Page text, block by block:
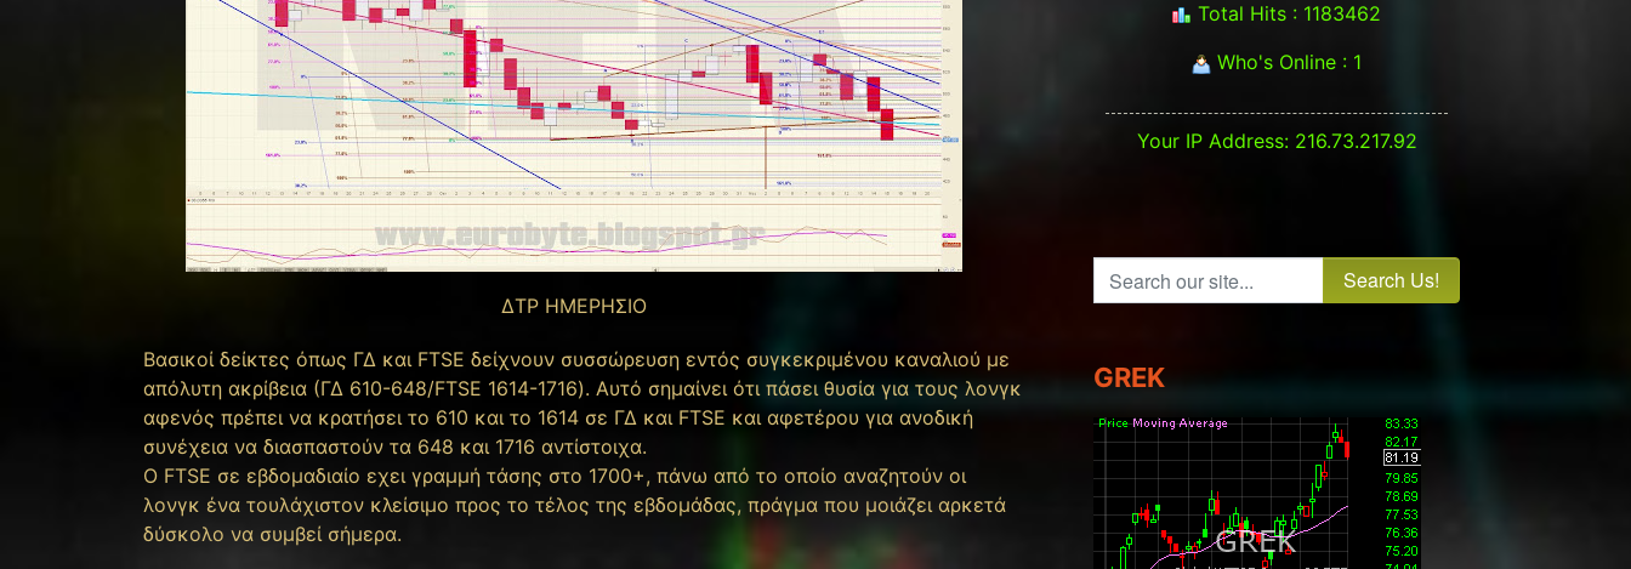
ΔΤΡ ΗΜΕΡΗΣΙΟ
Βασικοί δείκτες όπως ΓΔ και FTSE δείχνουν συσσώρευση εντός συγκεκριμένου καναλιού με
απόλυτη ακρίβεια (ΓΔ 610-648/FTSE 1614-1716). Αυτό σημαίνει ότι πάσει θυσία για τους λονγκ
αφενός πρέπει να κρατήσει το 610 και το 1614 σε ΓΔ και FTSE και αφετέρου για ανοδική
συνέχεια να διασπαστούν τα 648 και 1716 αντίστοιχα.
Ο FTSE σε εβδομαδιαίο εχει γραμμή τάσης στο 1700+, πάνω από το οποίο αναζητούν οι
λονγκ ένα τουλάχιστον κλείσιμο προς το τέλος της εβδομάδας, πράγμα που μοιάζει αρκετά
δύσκολο να συμβεί σήμερα.
Total Hits : 1183462
Who's Online : 1
Your IP Address: 216.73.217.92
Search our site...
GREK